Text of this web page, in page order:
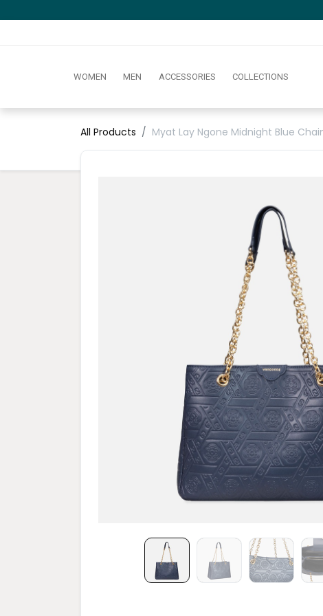
WOMEN MEN ACCESSORIES COLLECTIONS
All Products Myat Lay Ngone Midnight Blue